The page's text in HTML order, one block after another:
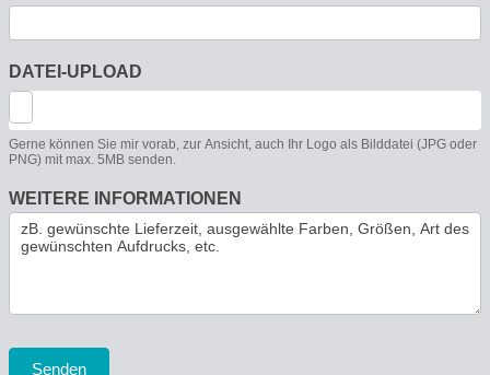
DATEI-UPLOAD
Gerne können Sie mir vorab, zur Ansicht, auch Ihr Logo als Bilddatei (JPG oder
PNG) mit max. 5MB senden.
WEITERE INFORMATIONEN
Senden